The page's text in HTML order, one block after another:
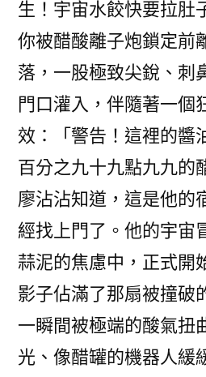
生！宇宙水餃快要拉肚
你被醋酸離子炮鎖定前
落，一股極致尖銳、刺
門口灌入，伴隨著一個
效：「警告！這裡的醬
百分之九十九點九九的
廖沾沾知道，這是他的
經找上門了。他的宇宙
蒜泥的焦慮中，正式開
影子佔滿了那扇被撞破
一瞬間被極端的酸氣扭
光、像醋罐的機器人緩